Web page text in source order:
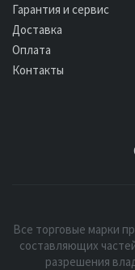
Гарантия и сервис
Доставка
Оплата
Контакты
Все торговые марки
составляющих
разрешения